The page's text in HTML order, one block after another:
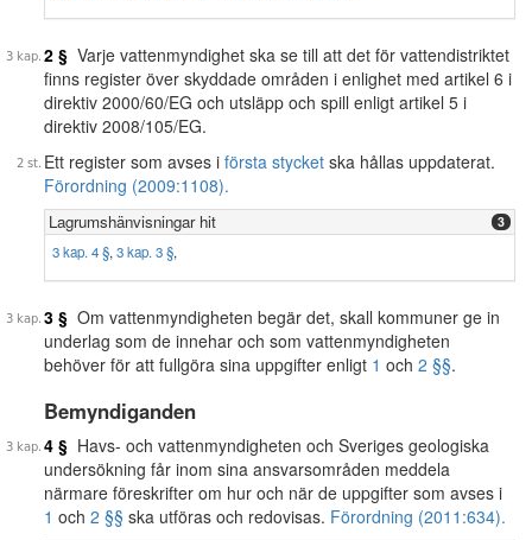
2 § Varje vattenmyndighet ska se till att det för vattendistriktet
finns register över skyddade områden i enlighet med artikel 6 i
direktiv 2000/60/EG och utsläpp och spill enligt artikel 5 i
direktiv 2008/105/EG.
Ett register som avses i första stycket ska hållas uppdaterat.
Förordning (2009:1108).
Lagrumshänvisningar hit 3
3 kap. 4 §, 3 kap. 3 §,
3 § Om vattenmyndigheten begär det, skall kommuner ge in
underlag som de innehar och som vattenmyndigheten
behöver för att fullgöra sina uppgifter enligt 1 och 2 §§.
Bemyndiganden
4 § Havs- och vattenmyndigheten och Sveriges geologiska
undersökning får inom sina ansvarsområden meddela
närmare föreskrifter om hur och när de uppgifter som avses i
1 och 2 §§ ska utföras och redovisas. Förordning (2011:634).